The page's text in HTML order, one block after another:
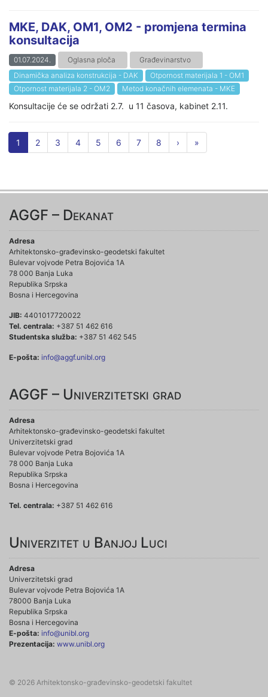
MKE, DAK, OM1, OM2 - promjena termina
konsultacija
01.07.2024. Oglasna ploča
Građevinarstvo
Dinamička analiza konstrukcija - DAK
Otpornost materijala 1 - OM1
Otpornost materijala 2 - OM2
Metod konačnih elemenata - MKE
Konsultacije će se održati 2.7. u 11 časova, kabinet 2.11.
1 2 3 4 5 6 7 8 › »
AGGF – Dekanat
Adresa
Arhitektonsko-građevinsko-geodetski fakultet
Bulevar vojvode Petra Bojovića 1A
78 000 Banja Luka
Republika Srpska
Bosna i Hercegovina
JIB: 4401017720022
Tel. centrala: +387 51 462 616
Studentska služba: +387 51 462 545
E-pošta: info@aggf.unibl.org
AGGF – Univerzitetski grad
Adresa
Arhitektonsko-građevinsko-geodetski fakultet
Univerzitetski grad
Bulevar vojvode Petra Bojovića 1A
78 000 Banja Luka
Republika Srpska
Bosna i Hercegovina
Tel. centrala: +387 51 462 616
Univerzitet u Banjoj Luci
Adresa
Univerzitetski grad
Bulevar vojvode Petra Bojovića 1A
78000 Banja Luka
Republika Srpska
Bosna i Hercegovina
E-pošta: info@unibl.org
Prezentacija: www.unibl.org
© 2026 Arhitektonsko-građevinsko-geodetski fakultet